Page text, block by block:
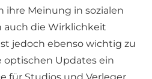
ihre Meinung in sozialen
auch die Wirklichkeit
jedoch ebenso wichtig zu
optischen Updates ein
für Studios und Verleger